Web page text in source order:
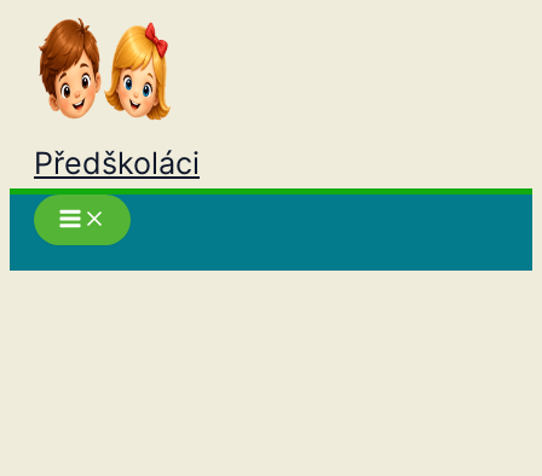
Přeskočit
obsah
Předškoláci